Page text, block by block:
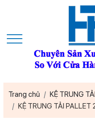
Trang chủ
KỆ TRUNG TẢI
KỆ TRUNG TẢI PALLET